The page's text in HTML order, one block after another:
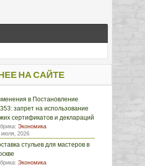
НА САЙТЕ
в Постановление
запрет на использование
сертификатов и деклараций
Экономика
июля, 2026
стульев для мастеров в
Экономика